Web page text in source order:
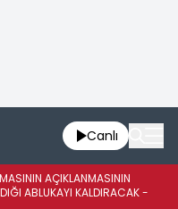
Canlı
AÇIKLANMASININ
ABLUKAYI KALDIRACAK -